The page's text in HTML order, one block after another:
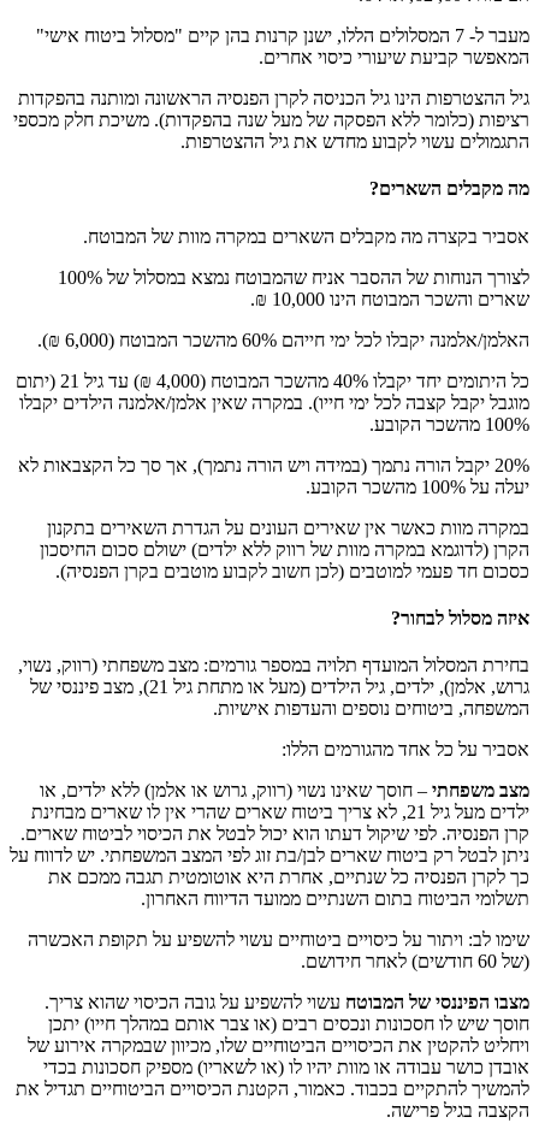
מעבר ל- 7 המסלולים הללו, ישנן קרנות בהן קיים "מסלול ביטוח אישי"
המאפשר קביעת שיעורי כיסוי אחרים.
גיל ההצטרפות הינו גיל הכניסה לקרן הפנסיה הראשונה ומותנה בהפקדות
רציפות (כלומר ללא הפסקה של מעל שנה בהפקדות). משיכת חלק מכספי
התגמולים עשוי לקבוע מחדש את גיל ההצטרפות.
מה מקבלים השארים?
אסביר בקצרה מה מקבלים השארים במקרה מוות של המבוטח.
לצורך הנוחות של ההסבר אניח שהמבוטח נמצא במסלול של 100%
שארים והשכר המבוטח הינו 10,000 ₪.
האלמן/אלמנה יקבלו לכל ימי חייהם 60% מהשכר המבוטח (6,000 ₪).
כל היתומים יחד יקבלו 40% מהשכר המבוטח (4,000 ₪) עד גיל 21 (יתום
מוגבל יקבל קצבה לכל ימי חייו). במקרה שאין אלמן/אלמנה הילדים יקבלו
100% מהשכר הקובע.
20% יקבל הורה נתמך (במידה ויש הורה נתמך), אך סך כל הקצבאות לא
יעלה על 100% מהשכר הקובע.
במקרה מוות כאשר אין שאירים העונים על הגדרת השאירים בתקנון
הקרן (לדוגמא במקרה מוות של רווק ללא ילדים) ישולם סכום החיסכון
כסכום חד פעמי למוטבים (לכן חשוב לקבוע מוטבים בקרן הפנסיה).
איזה מסלול לבחור?
בחירת המסלול המועדף תלויה במספר גורמים: מצב משפחתי (רווק, נשוי,
גרוש, אלמן), ילדים, גיל הילדים (מעל או מתחת גיל 21), מצב פיננסי של
המשפחה, ביטוחים נוספים והעדפות אישיות.
אסביר על כל אחד מהגורמים הללו:
מצב משפחתי – חוסך שאינו נשוי (רווק, גרוש או אלמן) ללא ילדים, או
ילדים מעל גיל 21, לא צריך ביטוח שארים שהרי אין לו שארים מבחינת
קרן הפנסיה. לפי שיקול דעתו הוא יכול לבטל את הכיסוי לביטוח שארים.
ניתן לבטל רק ביטוח שארים לבן/בת זוג לפי המצב המשפחתי. יש לדווח על
כך לקרן הפנסיה כל שנתיים, אחרת היא אוטומטית תגבה ממכם את
תשלומי הביטוח בתום השנתיים ממועד הדיווח האחרון.
שימו לב: ויתור על כיסויים ביטוחיים עשוי להשפיע על תקופת האכשרה
(של 60 חודשים) לאחר חידושם.
מצבו הפיננסי של המבוטח עשוי להשפיע על גובה הכיסוי שהוא צריך.
חוסך שיש לו חסכונות ונכסים רבים (או צבר אותם במהלך חייו) יתכן
ויחליט להקטין את הכיסויים הביטוחיים שלו, מכיוון שבמקרה אירוע של
אובדן כושר עבודה או מוות יהיו לו (או לשאריו) מספיק חסכונות בכדי
להמשיך להתקיים בכבוד. כאמור, הקטנת הכיסויים הביטוחיים תגדיל את
הקצבה בגיל פרישה.